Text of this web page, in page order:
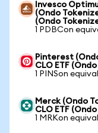
Invesco
(Ondo
(Ondo
1 PDBCon
Pinterest
CLO ETF
1 PINSon
Merck (Ondo
CLO ETF
1 MRKon